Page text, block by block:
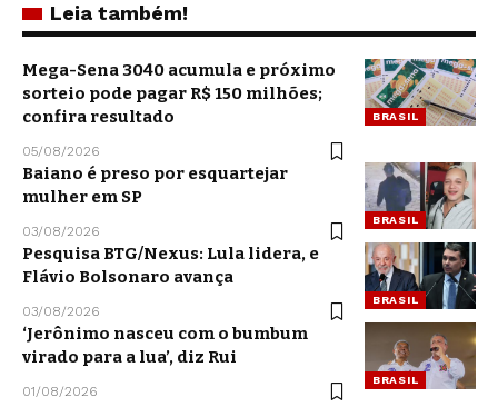
Leia também!
BRASIL
Mega-Sena 3040 acumula e próximo
sorteio pode pagar R$ 150 milhões;
confira resultado
05/08/2026
BRASIL
Baiano é preso por esquartejar
mulher em SP
03/08/2026
BRASIL
Pesquisa BTG/Nexus: Lula lidera, e
Flávio Bolsonaro avança
03/08/2026
BRASIL
‘Jerônimo nasceu com o bumbum
virado para a lua’, diz Rui
01/08/2026